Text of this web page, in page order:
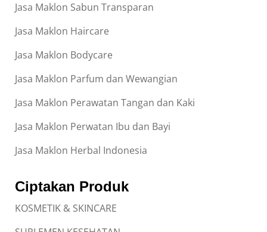
Jasa Maklon Sabun Transparan
Jasa Maklon Haircare
Jasa Maklon Bodycare
Jasa Maklon Parfum dan Wewangian
Jasa Maklon Perawatan Tangan dan Kaki
Jasa Maklon Perwatan Ibu dan Bayi
Jasa Maklon Herbal Indonesia
Ciptakan Produk
KOSMETIK & SKINCARE